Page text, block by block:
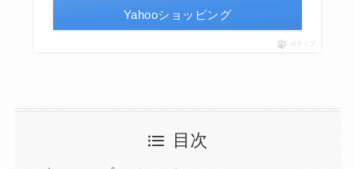
Yahooショッピング
ポチップ
目次